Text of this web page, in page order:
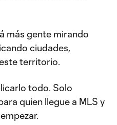
más gente mirando
ciudades,
territorio.
todo. Solo
quien llegue a MLS y